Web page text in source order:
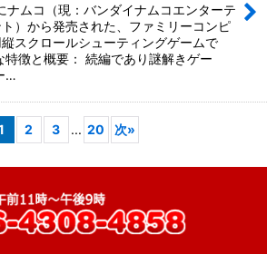
ナムコ（現：バンダイナムコエンターテ
）から発売された、ファミリーコンピ
縦スクロールシューティングゲームで
特徴と概要： 続編であり謎解きゲー
…
2 3 ... 20 次»